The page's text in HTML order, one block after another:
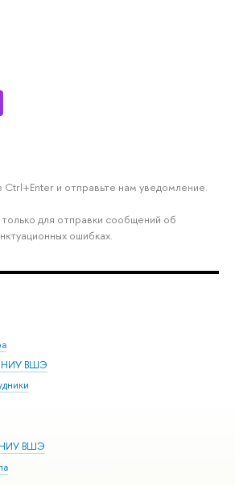
и отправьте нам уведомление.
для отправки сообщений об
ошибках.
НИУ ВШЭ
НИУ ВШЭ